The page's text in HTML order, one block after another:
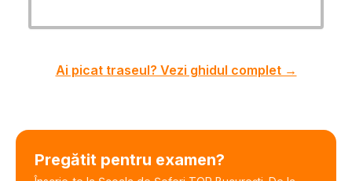
Ai picat traseul? Vezi ghidul complet →
Pregătit pentru examen?